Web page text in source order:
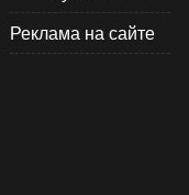
Реклама на сайте